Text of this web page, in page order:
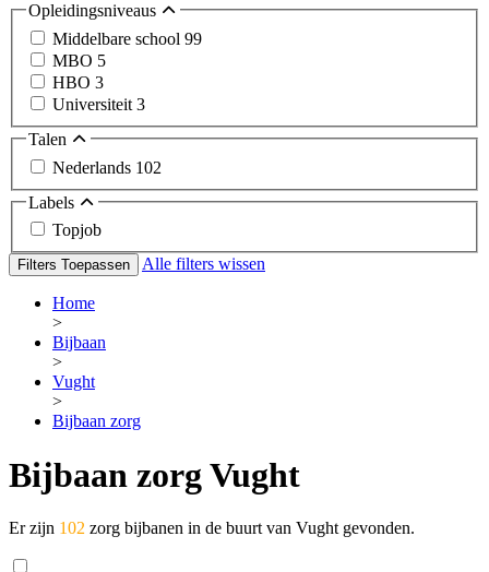
Opleidingsniveaus
Middelbare school 99
MBO 5
HBO 3
Universiteit 3
Talen
Nederlands 102
Labels
Topjob
Filters Toepassen Alle filters wissen
Home
>
Bijbaan
>
Vught
>
Bijbaan zorg
Bijbaan zorg Vught
Er zijn 102 zorg bijbanen in de buurt van Vught gevonden.